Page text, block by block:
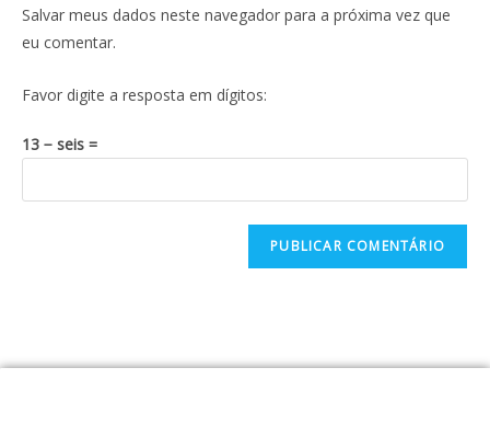
Salvar meus dados neste navegador para a próxima vez que
eu comentar.
Favor digite a resposta em dígitos:
13 − seis =